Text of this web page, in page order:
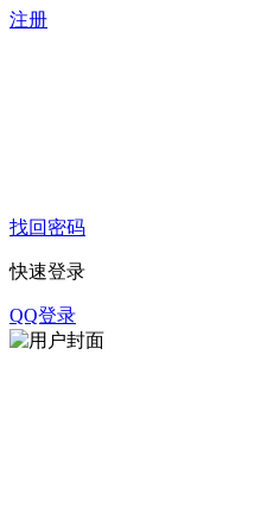
注册
找回密码
快速登录
QQ登录